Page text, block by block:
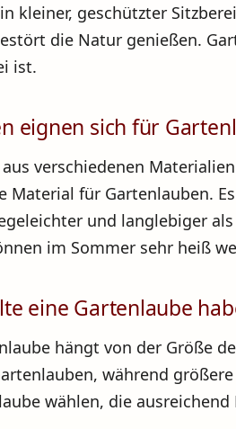
kleiner, geschützter
die Natur genießen.
ist.
eignen sich für
verschiedenen
Material für Gartenlauben.
und langlebiger
im Sommer sehr heiß
eine Gartenlaube
hängt von der Größe
während
wählen, die